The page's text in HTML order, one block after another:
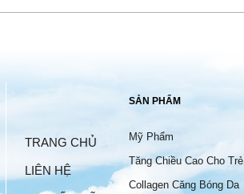
TRANG CHỦ
LIÊN HỆ
SẢN PHẨM
Mỹ Phẩm
Tăng Chiều Cao Cho Trẻ
Collagen Căng Bóng Da